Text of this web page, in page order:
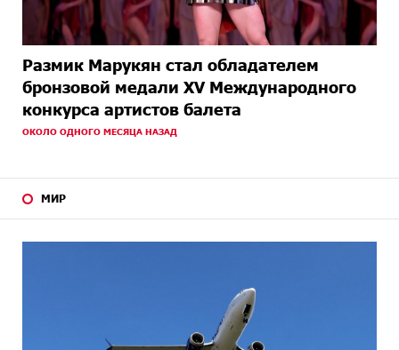
Размик Марукян стал обладателем
бронзовой медали XV Международного
конкурса артистов балета
ОКОЛО ОДНОГО МЕСЯЦА НАЗАД
МИР